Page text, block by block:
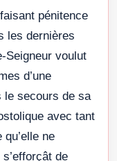
pénitence
les dernières
Seigneur voulut
d’une
le secours de sa
avec tant
qu’elle ne
de